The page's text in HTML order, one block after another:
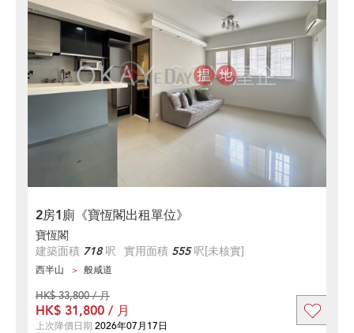
2房1廁《寶恆閣出租單位》
寶恆閣
建築面積 718呎 實用面積 555呎[未核實]
西半山 般咸道
HK$ 33,800 / 月
HK$ 31,800 / 月
上次降價日期 2026年07月17日